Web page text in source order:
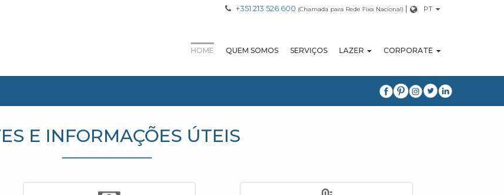
+351 213 526 600 (Chamada para Rede Fixa Nacional) | PT
HOME QUEM SOMOS SERVIÇOS LAZER CORPORATE
E INFORMAÇÕES ÚTEIS